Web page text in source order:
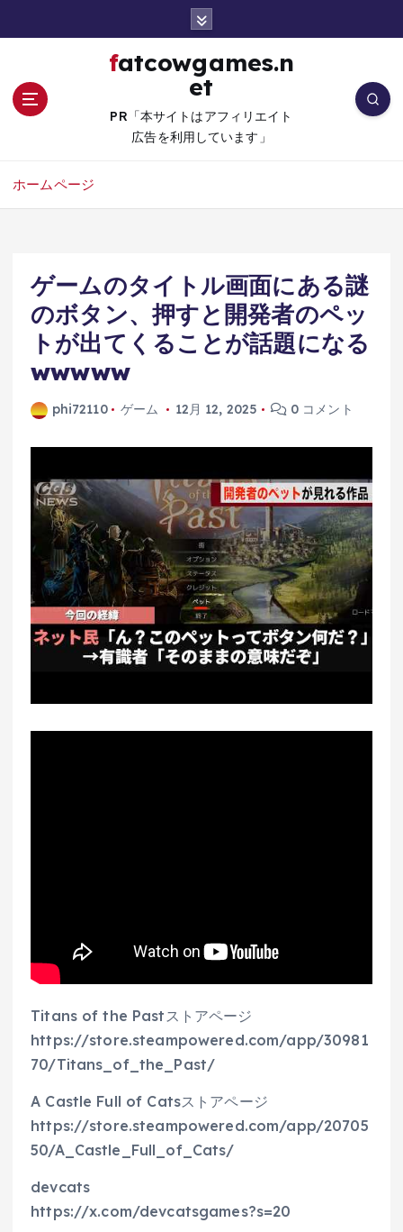
fatcowgames.n
et
PR「本サイトはアフィリエイト
広告を利用しています」
ホームページ
ゲームのタイトル画面にある謎
のボタン、押すと開発者のペッ
トが出てくることが話題になる
wwwww
phi72110 ゲーム 12月 12, 2025 0 コメント
Titans of the Pastストアページ
https://store.steampowered.com/app/30981
70/Titans_of_the_Past/
A Castle Full of Catsストアページ
https://store.steampowered.com/app/20705
50/A_Castle_Full_of_Cats/
devcats
https://x.com/devcatsgames?s=20